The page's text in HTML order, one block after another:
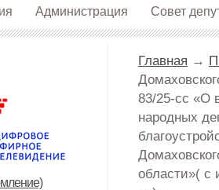
Администрация Совет
Главная →
83/25-сс «О
народных
области»( с